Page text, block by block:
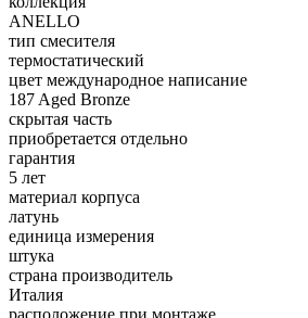
ANELLO
тип смесителя
термостатический
цвет международное написание
187 Aged Bronze
скрытая часть
приобретается отдельно
гарантия
5 лет
материал корпуса
латунь
единица измерения
штука
страна производитель
Италия
расположение при монтаже